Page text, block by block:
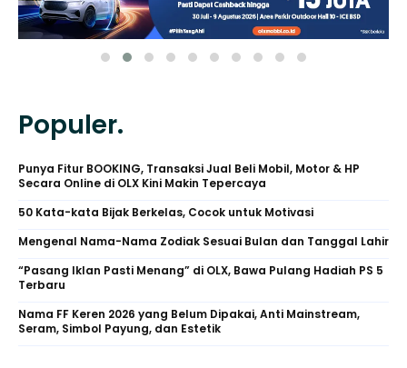
Populer.
Punya Fitur BOOKING, Transaksi Jual Beli Mobil, Motor & HP
Secara Online di OLX Kini Makin Tepercaya
50 Kata-kata Bijak Berkelas, Cocok untuk Motivasi
Mengenal Nama-Nama Zodiak Sesuai Bulan dan Tanggal Lahir
“Pasang Iklan Pasti Menang” di OLX, Bawa Pulang Hadiah PS 5
Terbaru
Nama FF Keren 2026 yang Belum Dipakai, Anti Mainstream,
Seram, Simbol Payung, dan Estetik